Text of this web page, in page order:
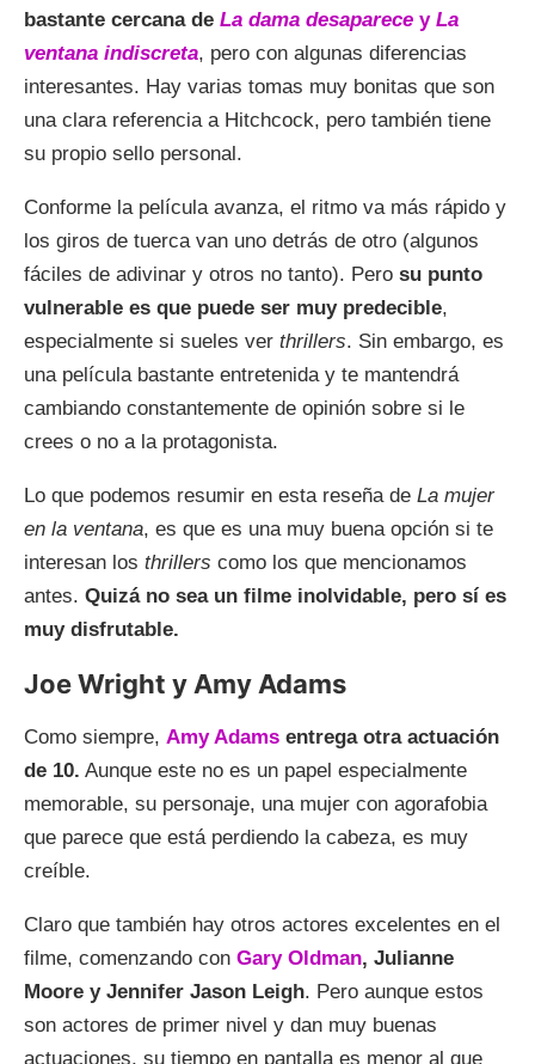
bastante cercana de La dama desaparece y La
ventana indiscreta, pero con algunas diferencias
interesantes. Hay varias tomas muy bonitas que son
una clara referencia a Hitchcock, pero también tiene
su propio sello personal.
Conforme la película avanza, el ritmo va más rápido y
los giros de tuerca van uno detrás de otro (algunos
fáciles de adivinar y otros no tanto). Pero su punto
vulnerable es que puede ser muy predecible,
especialmente si sueles ver thrillers. Sin embargo, es
una película bastante entretenida y te mantendrá
cambiando constantemente de opinión sobre si le
crees o no a la protagonista.
Lo que podemos resumir en esta reseña de La mujer
en la ventana, es que es una muy buena opción si te
interesan los thrillers como los que mencionamos
antes. Quizá no sea un filme inolvidable, pero sí es
muy disfrutable.
Joe Wright y Amy Adams
Como siempre, Amy Adams entrega otra actuación
de 10. Aunque este no es un papel especialmente
memorable, su personaje, una mujer con agorafobia
que parece que está perdiendo la cabeza, es muy
creíble.
Claro que también hay otros actores excelentes en el
filme, comenzando con Gary Oldman, Julianne
Moore y Jennifer Jason Leigh. Pero aunque estos
son actores de primer nivel y dan muy buenas
actuaciones, su tiempo en pantalla es menor al que